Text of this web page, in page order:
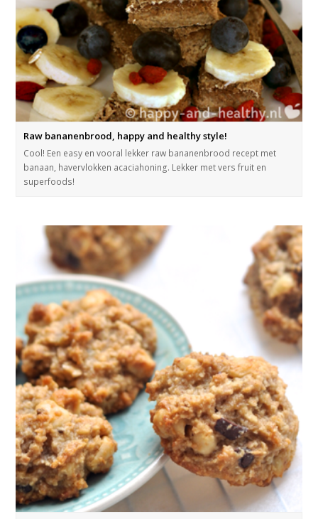
Raw bananenbrood, happy and healthy style!
Cool! Een easy en vooral lekker raw bananenbrood recept met
banaan, havervlokken acaciahoning. Lekker met vers fruit en
superfoods!